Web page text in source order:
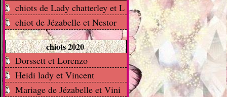
chiots de Lady chatterley et L
chiot de Jézabelle et Nestor
chiots 2020
Dorssett et Lorenzo
Heidi lady et Vincent
Mariage de Jézabelle et Vini